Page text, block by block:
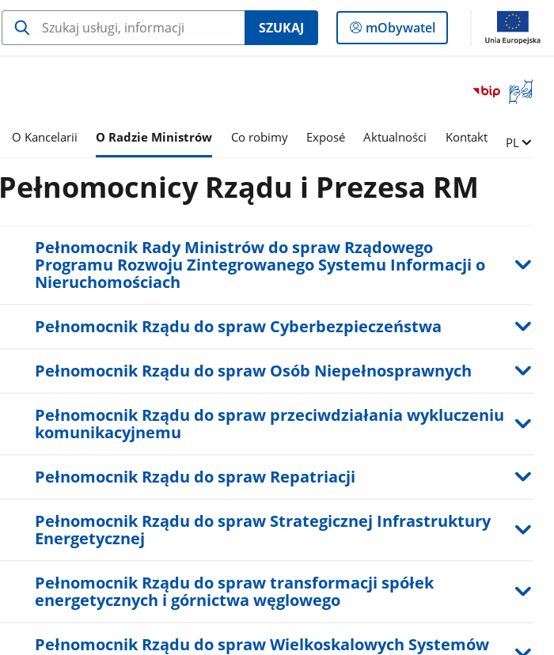
SZUKAJ
Logowanie
do
mObywatel
Otwórz
okno
języka
O Kancelarii O Radzie Ministrów Co robimy Exposé Aktualności Kontakt Zmień
PL
Pełnomocnicy Rządu i Prezesa RM
Pełnomocnik Rady Ministrów do spraw Rządowego
Programu Rozwoju Zintegrowanego Systemu Informacji o
Nieruchomościach
Pełnomocnik Rządu do spraw Cyberbezpieczeństwa
Pełnomocnik Rządu do spraw Osób Niepełnosprawnych
Pełnomocnik Rządu do spraw przeciwdziałania wykluczeniu
komunikacyjnemu
Pełnomocnik Rządu do spraw Repatriacji
Pełnomocnik Rządu do spraw Strategicznej Infrastruktury
Energetycznej
Pełnomocnik Rządu do spraw transformacji spółek
energetycznych i górnictwa węglowego
Pełnomocnik Rządu do spraw Wielkoskalowych Systemów